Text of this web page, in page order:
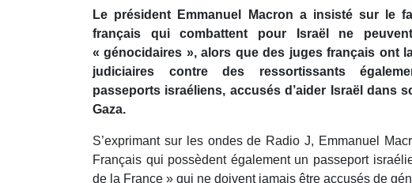
24
minutes,
24
seconds
Volume
90%
Le président Emmanuel Macron a insisté sur le
français qui combattent pour Israël ne
« génocidaires », alors que des juges français ont
judiciaires contre des ressortissants
passeports israéliens, accusés d’aider Israël dans
Gaza.
S’exprimant sur les ondes de Radio J, Emmanuel
Français qui possèdent également un passeport
de la France » qui ne doivent jamais être accusés de